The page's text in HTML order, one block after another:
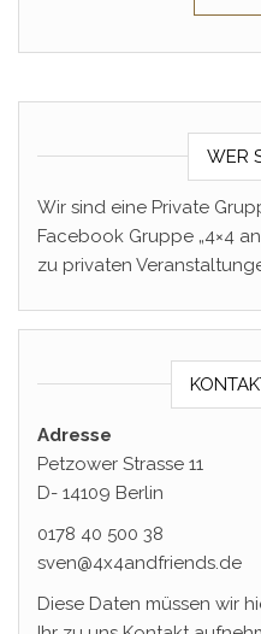
WER
Wir sind eine Private
Facebook Gruppe „4×4
zu privaten
Adresse
Petzower Strasse 11
D- 14109 Berlin
0178 40 500 38
sven@4x4andfriends.de
Diese Daten müssen wir